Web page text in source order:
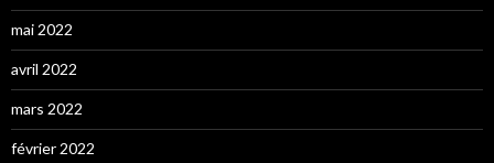
mai 2022
avril 2022
mars 2022
février 2022